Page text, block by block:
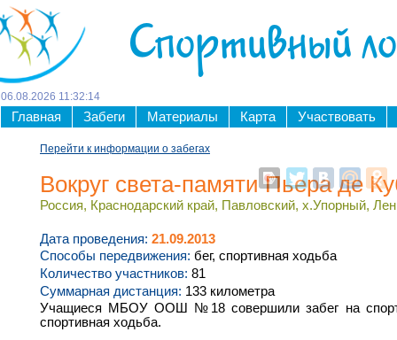
Спортивный
06 08 2026 11 :32:15
Главная Забеги Материалы Карта Участвовать
Перейти к информации о забегах
Вокруг света-памяти Пьера де
Россия, Краснодарский край, Павловский, х.Упорный,
Дата проведения: 21.09.2013
Способы передвижения: бег, спортивная ходьба
Количество участников: 81
Суммарная дистанция: 133 километра
Учащиеся МБОУ ООШ №18 совершили забег на
спортивная ходьба.